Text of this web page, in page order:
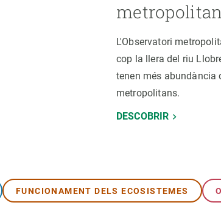
L'Observatori
cop la llera del riu
tenen més abundància
metropolitans.
DESCOBRIR
FUNCIONAMENT DELS ECOSISTEMES